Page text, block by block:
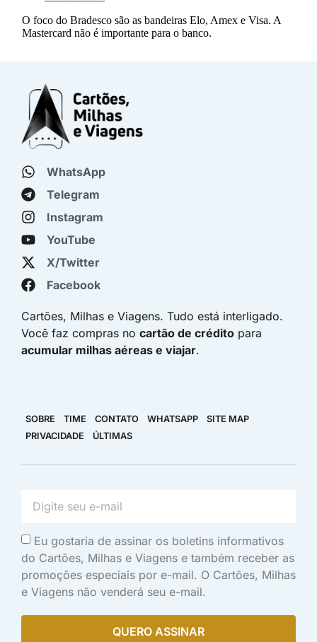
WhatsApp
Telegram
Instagram
YouTube
X/Twitter
Facebook
Cartões, Milhas e Viagens. Tudo está interligado.
Você faz compras no cartão de crédito para
acumular milhas aéreas e viajar.
SOBRE TIME CONTATO WHATSAPP
SITE MAP
PRIVACIDADE
ÚLTIMAS
Eu gostaria de assinar os boletins informativos
do Cartões, Milhas e Viagens e também receber as
promoções especiais por e-mail. O Cartões, Milhas
e Viagens não venderá seu e-mail.
QUERO ASSINAR